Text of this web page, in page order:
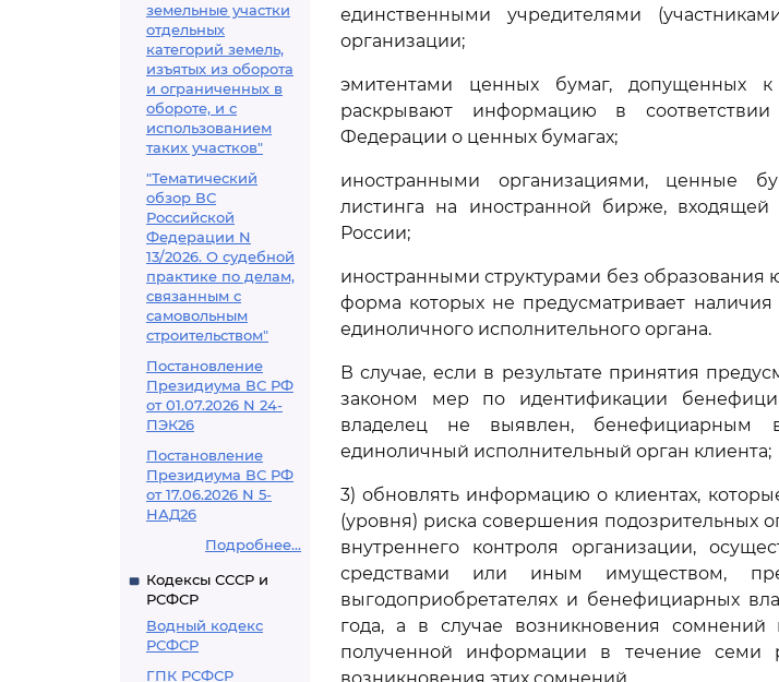
земельные участки
отдельных
категорий земель,
изъятых из оборота
и ограниченных в
обороте, и с
использованием
таких участков"
"Тематический
обзор ВС
Российской
Федерации N
13/2026. О судебной
практике по делам,
связанным с
самовольным
строительством"
Постановление
Президиума ВС РФ
от 01.07.2026 N 24-
ПЭК26
Постановление
Президиума ВС РФ
от 17.06.2026 N 5-
НАД26
Подробнее...
Кодексы СССР и
РСФСР
Водный кодекс
РСФСР
ГПК РСФСР
единственными учредителями
организации;
эмитентами ценных бумаг, допущенных к
раскрывают информацию в соответствии
Федерации о ценных бумагах;
иностранными организациями, ценные
листинга на иностранной бирже,
России;
иностранными структурами без образования
форма которых не предусматривает
единоличного исполнительного органа.
В случае, если в результате принятия
законом мер по идентификации
владелец не выявлен, бенефициарным
единоличный исполнительный орган клиента;
3) обновлять информацию о клиентах,
(уровня) риска совершения подозрительных
внутреннего контроля организации,
средствами или иным имуществом,
выгодоприобретателях и бенефициарных
года, а в случае возникновения сомнений
полученной информации в течение семи